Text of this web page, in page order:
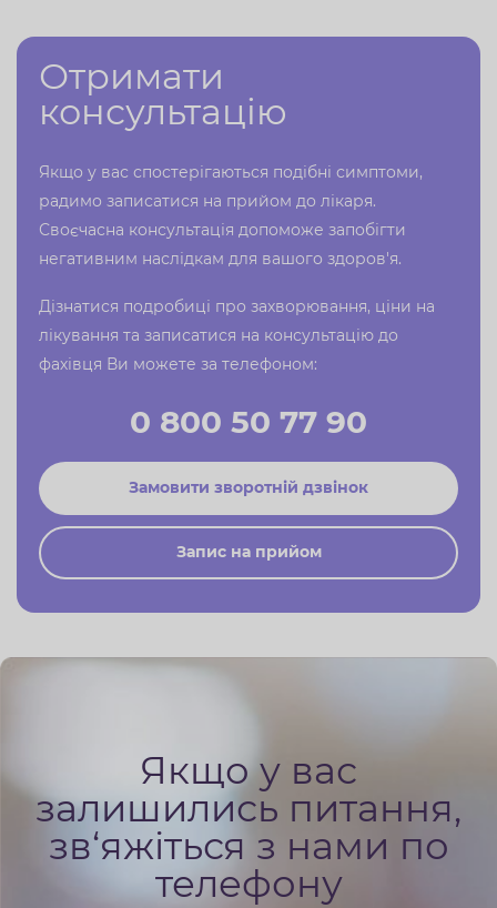
Отримати
консультацію
Якщо у вас спостерігаються подібні симптоми,
радимо записатися на прийом до лікаря.
Своєчасна консультація допоможе запобігти
негативним наслідкам для вашого здоров'я.
Дізнатися подробиці про захворювання, ціни на
лікування та записатися на консультацію до
фахівця Ви можете за телефоном:
0 800 50 77 90
Замовити зворотній дзвінок
Запис на прийом
Якщо у вас
залишились питання,
зв‘яжіться з нами по
телефону